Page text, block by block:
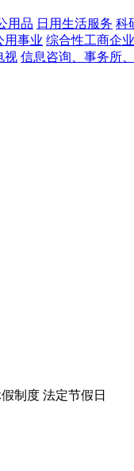
用品 日用生活服务 科
用事业 综合性工商企业
视 信息咨询、事务所
制度 法定节假日